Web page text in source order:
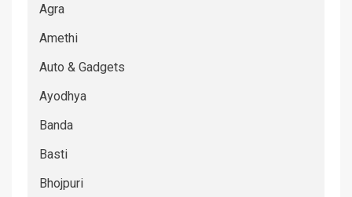
Agra
Amethi
Auto & Gadgets
Ayodhya
Banda
Basti
Bhojpuri